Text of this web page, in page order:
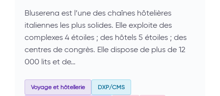
Bluserena est l’une des chaînes hôtelières
italiennes les plus solides. Elle exploite des
complexes 4 étoiles ; des hôtels 5 étoiles ; des
centres de congrès. Elle dispose de plus de 12
000 lits et de…
Voyage et hôtellerie DXP/CMS